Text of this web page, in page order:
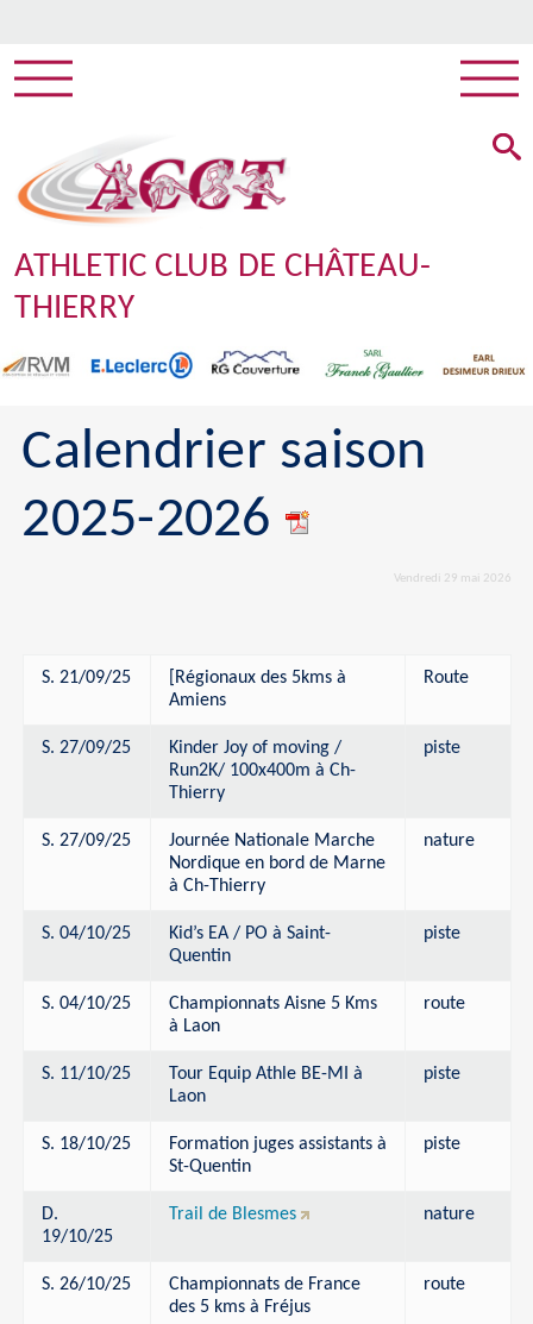
ATHLETIC CLUB DE CHÂTEAU-
THIERRY
Calendrier saison
2025-2026
Vendredi 29 mai 2026
S. 21/09/25
[Régionaux des 5kms à
Amiens
Route
S. 27/09/25
Kinder Joy of moving /
Run2K/ 100x400m à Ch-
Thierry
piste
S. 27/09/25
Journée Nationale Marche
Nordique en bord de Marne
à Ch-Thierry
nature
S. 04/10/25
Kid’s EA / PO à Saint-
Quentin
piste
S. 04/10/25
Championnats Aisne 5 Kms
à Laon
route
S. 11/10/25
Tour Equip Athle BE-MI à
Laon
piste
S. 18/10/25
Formation juges assistants à
St-Quentin
piste
D.
19/10/25
Trail de Blesmes nature
S. 26/10/25
Championnats de France
des 5 kms à Fréjus
route